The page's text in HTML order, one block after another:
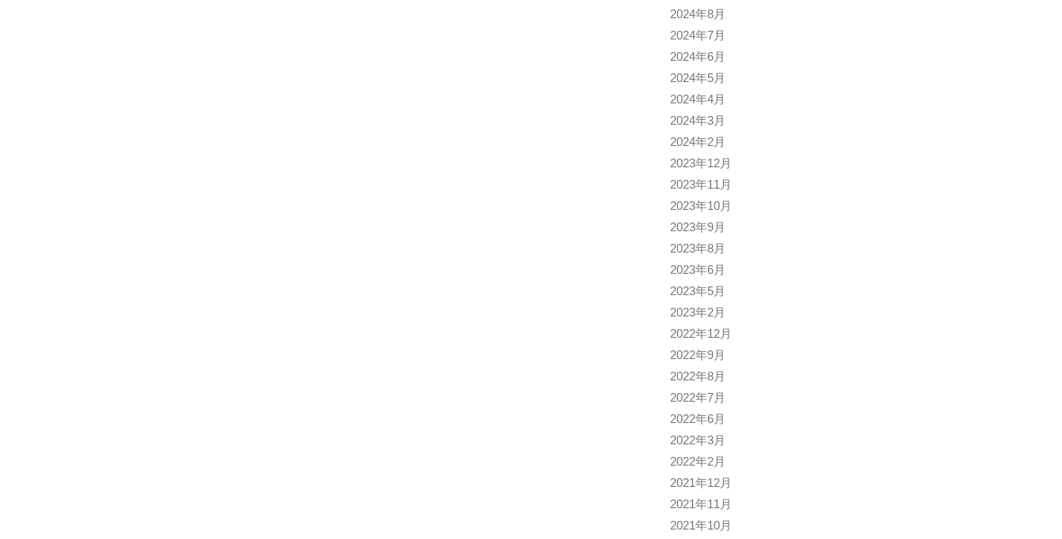
2024年8月
2024年7月
2024年6月
2024年5月
2024年4月
2024年3月
2024年2月
2023年12月
2023年11月
2023年10月
2023年9月
2023年8月
2023年6月
2023年5月
2023年2月
2022年12月
2022年9月
2022年8月
2022年7月
2022年6月
2022年3月
2022年2月
2021年12月
2021年11月
2021年10月